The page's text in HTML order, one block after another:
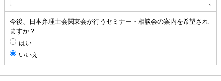
今後、日本弁理士会関東会が行うセミナー・相談会の案内を希望され
ますか？
はい
いいえ